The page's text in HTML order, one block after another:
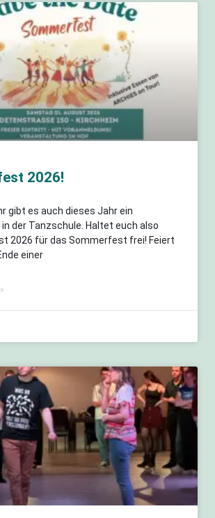
2026!
gibt es auch dieses Jahr ein
der Tanzschule. Haltet euch also
2026 für das Sommerfest frei! Feiert
einer